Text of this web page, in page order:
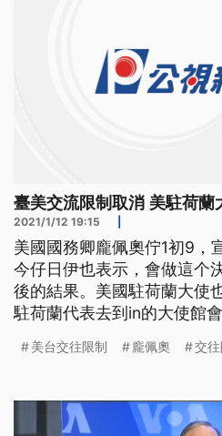
臺美交流限制取消 美駐荷蘭
2021/1/12 19:15
美國國務卿龐佩奧佇1初9，
今仔日伊也表示，會做這个
後的結果。美國駐荷蘭大使
駐荷蘭代表去到in的大使館
消息。 美國國務卿龐佩奧，
問時表示，包括譴責港府抓
台交往限制，都是經過
美台交往限制 龐佩奧 交